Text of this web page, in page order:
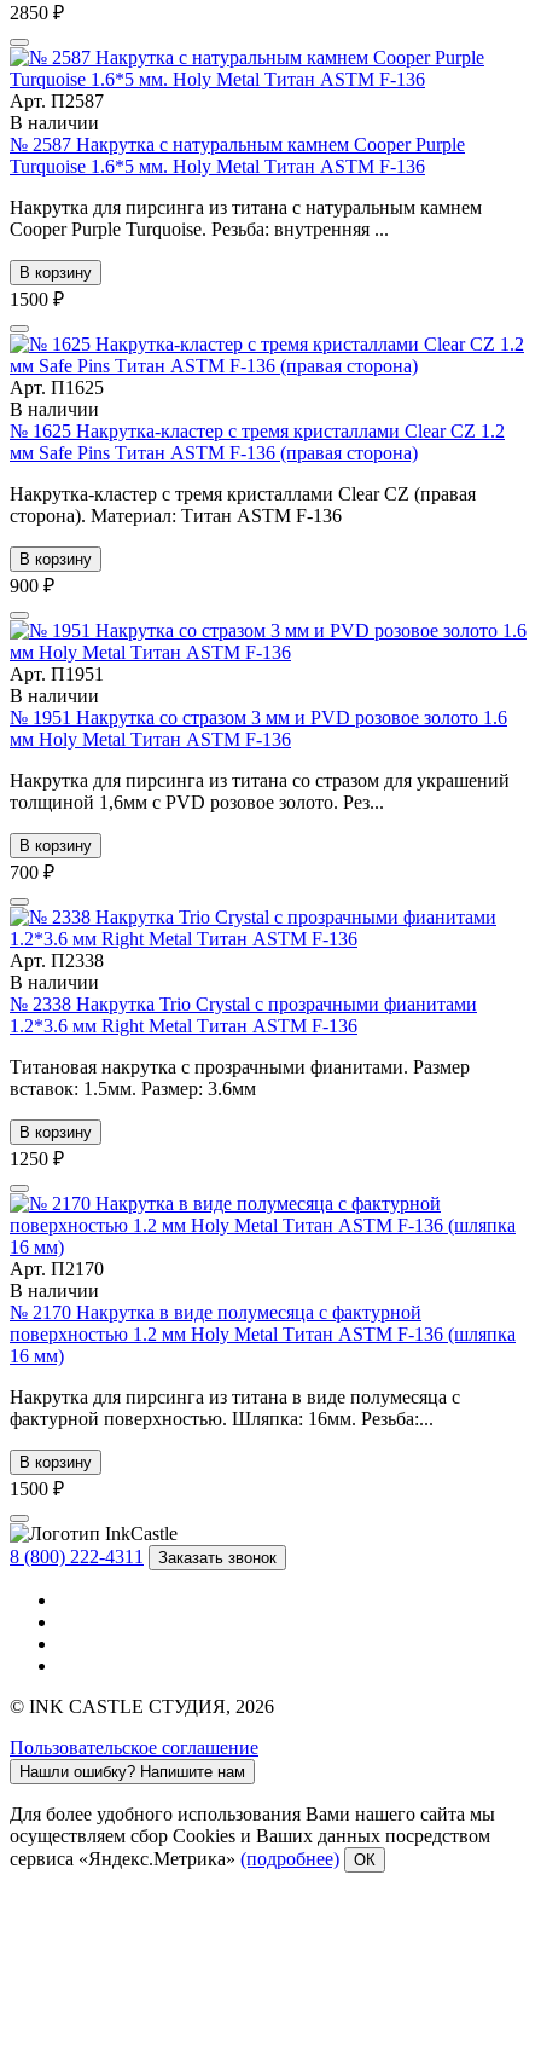
2850 ₽
Арт. П2587
В наличии
№ 2587 Накрутка с натуральным камнем Cooper Purple
Turquoise 1.6*5 мм. Holy Metal Титан ASTM F-136
Накрутка для пирсинга из титана с натуральным камнем
Cooper Purple Turquoise. Резьба: внутренняя ...
В корзину
1500 ₽
Арт. П1625
В наличии
№ 1625 Накрутка-кластер с тремя кристаллами Clear CZ 1.2
мм Safe Pins Титан ASTM F-136 (правая сторона)
Накрутка-кластер с тремя кристаллами Clear CZ (правая
сторона). Материал: Титан ASTM F-136
В корзину
900 ₽
Арт. П1951
В наличии
№ 1951 Накрутка со стразом 3 мм и PVD розовое золото 1.6
мм Holy Metal Титан ASTM F-136
Накрутка для пирсинга из титана со стразом для украшений
толщиной 1,6мм с PVD розовое золото. Рез...
В корзину
700 ₽
Арт. П2338
В наличии
№ 2338 Накрутка Trio Crystal с прозрачными фианитами
1.2*3.6 мм Right Metal Титан ASTM F-136
Титановая накрутка с прозрачными фианитами. Размер
вставок: 1.5мм. Размер: 3.6мм
В корзину
1250 ₽
Арт. П2170
В наличии
№ 2170 Накрутка в виде полумесяца с фактурной
поверхностью 1.2 мм Holy Metal Титан ASTM F-136 (шляпка
16 мм)
Накрутка для пирсинга из титана в виде полумесяца с
фактурной поверхностью. Шляпка: 16мм. Резьба:...
В корзину
1500 ₽
8 (800) 222-4311 Заказать звонок
© INK CASTLE СТУДИЯ, 2026
Пользовательское соглашение
Нашли ошибку? Напишите нам
Для более удобного использования Вами нашего сайта мы
осуществляем сбор Cookies и Ваших данных посредством
сервиса «Яндекс.Метрика» (подробнее) ОК